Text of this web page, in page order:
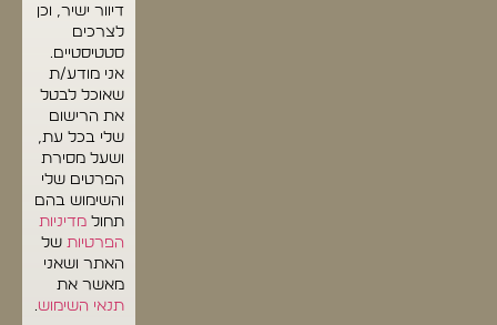
דיוור ישיר, וכן
לצרכים
סטטיסטיים.
אני מודע/ת
שאוכל לבטל
את הרישום
שלי בכל עת,
ושעל מסירת
הפרטים שלי
והשימוש בהם
תחול מדיניות
הפרטיות של
האתר ושאני
מאשר את
תנאי השימוש.